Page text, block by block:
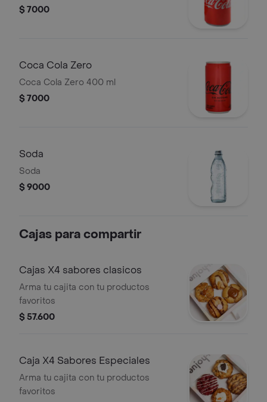
$ 7000
Coca Cola Zero
Coca Cola Zero 400 ml
$ 7000
Soda
Soda
$ 9000
Cajas para compartir
Cajas X4 sabores clasicos
Arma tu cajita con tu productos
favoritos
$ 57.600
Caja X4 Sabores Especiales
Arma tu cajita con tu productos
favoritos